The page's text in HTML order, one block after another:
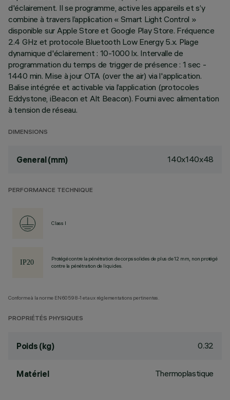
d'éclairement. Il se programme, active les appareils et s’y
combine à travers l’application « Smart Light Control »
disponible sur Apple Store et Google Play Store. Fréquence
2.4 GHz et protocole Bluetooth Low Energy 5.x. Plage
dynamique d'éclairement : 10-1000 lx. Intervalle de
programmation du temps de trigger de présence : 1 sec -
1440 min. Mise à jour OTA (over the air) via l'application.
Balise intégrée et activable via l’application (protocoles
Eddystone, iBeacon et Alt Beacon). Fourni avec alimentation
à tension de réseau.
DIMENSIONS
General (mm) 140x140x48
PERFORMANCE TECHNIQUE
Class I
Protégé contre la pénétration de corps solides de plus de 12 mm, non protégé
contre la pénétration de liquides.
Conforme à la norme EN60598-1 et aux réglementations pertinentes.
PROPRIÉTÉS PHYSIQUES
Poids (kg) 0.32
Matériel Thermoplastique